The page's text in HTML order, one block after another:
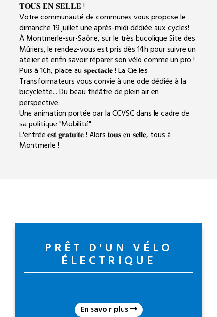
𝐓𝐎𝐔𝐒 𝐄𝐍 𝐒𝐄𝐋𝐋𝐄 !
Votre communauté de communes vous propose le
dimanche 19 juillet une après-midi dédiée aux cycles!
À Montmerle-sur-Saône, sur le très bucolique Site des
Mûriers, le rendez-vous est pris dès 14h pour suivre un
atelier et enfin savoir réparer son vélo comme un pro !
Puis à 16h, place au 𝐬𝐩𝐞𝐜𝐭𝐚𝐜𝐥𝐞 ! La Cie les
Transformateurs vous convie à une ode dédiée à la
bicyclette... Du beau théâtre de plein air en
perspective.
Une animation portée par la CCVSC dans le cadre de
sa politique "Mobilité".
L'entrée 𝐞𝐬𝐭 𝐠𝐫𝐚𝐭𝐮𝐢𝐭𝐞 !Alors 𝐭𝐨𝐮𝐬 𝐞𝐧 𝐬𝐞𝐥𝐥𝐞, tous à
Montmerle !
PRÊT D'UN VÉLO
ÉLECTRIQUE
En savoir plus